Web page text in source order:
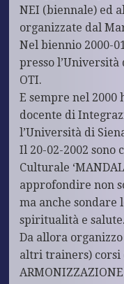
NEI (biennale) ed
organizzate dal
Nel biennio 2000-
presso
OTI.
E sempre nel 2000
docente di
l’Università di
Il 20-02-2002 sono
Culturale
approfondire non
ma anche
spiritualità e salute.
Da allora
altri trainers) corsi